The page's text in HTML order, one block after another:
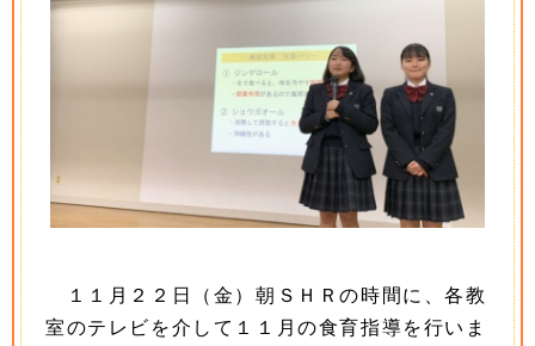
１１月２２日（金）朝ＳＨＲの時間に、各教
室のテレビを介して１１月の食育指導を行いま